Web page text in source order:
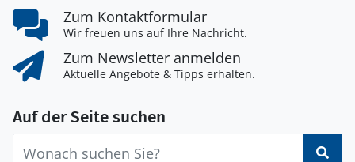
Zum Kontaktformular
Wir freuen uns auf Ihre Nachricht.
Zum Newsletter anmelden
Aktuelle Angebote & Tipps erhalten.
Auf der Seite suchen